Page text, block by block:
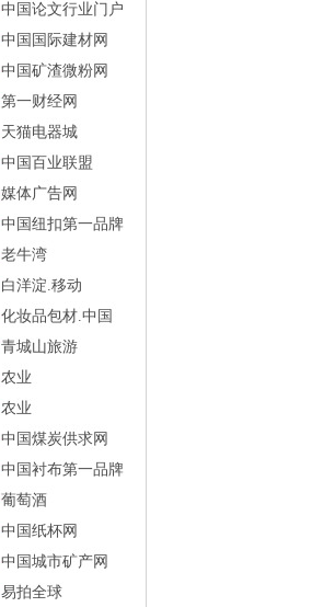
中国论文行业门户
中国国际建材网
中国矿渣微粉网
第一财经网
天猫电器城
中国百业联盟
媒体广告网
中国纽扣第一品牌
老牛湾
白洋淀.移动
化妆品包材.中国
青城山旅游
农业
农业
中国煤炭供求网
中国衬布第一品牌
葡萄酒
中国纸杯网
中国城市矿产网
易拍全球